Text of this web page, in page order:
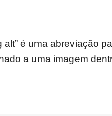
é uma abreviação
a uma imagem